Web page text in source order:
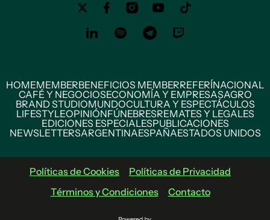
HOMEMEMBERBENEFICIOS MEMBERREFERÍNACIONAL
CAFÉ Y NEGOCIOSECONOMÍA Y EMPRESASAGRO
BRAND STUDIOMUNDOCULTURA Y ESPECTÁCULOS
LIFESTYLEOPINIÓNFÚNEBRESREMATES Y LEGALES
EDICIONES ESPECIALESPUBLICACIONES
NEWSLETTERSARGENTINAESPAÑAESTADOS UNIDOS
Políticas de Cookies
Políticas de Privacidad
Términos y Condiciones
Contacto